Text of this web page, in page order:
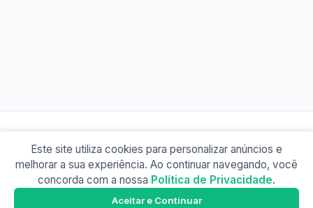
© 2026 Busão BR
Sobre Contato Política de Privacidade
Este site utiliza cookies para personalizar anúncios e
melhorar a sua experiência. Ao continuar navegando, você
concorda com a nossa Política de Privacidade.
Aceitar e Continuar